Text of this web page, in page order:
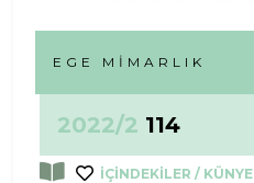
EGE MIMARLIK
2022/2 114
İÇİNDEKİLER / KÜNYE